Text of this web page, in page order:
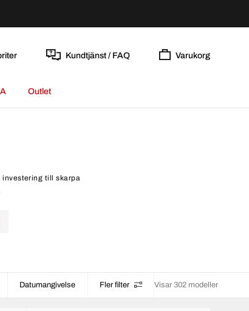
Kundtjänst / FAQ Varukorg
Outlet
investering till skarpa
Datumangivelse Fler filter Visar 302 modeller